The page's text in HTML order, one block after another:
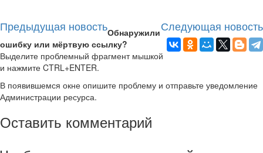
Предыдущая новость Следующая новость
Обнаружили
ошибку или мёртвую ссылку?
Выделите проблемный фрагмент мышкой
и нажмите CTRL+ENTER.
В появившемся окне опишите проблему и отправьте уведомление
Администрации ресурса.
Оставить комментарий